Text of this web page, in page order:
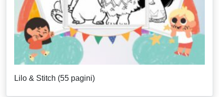
Lilo & Stitch (55 pagini)